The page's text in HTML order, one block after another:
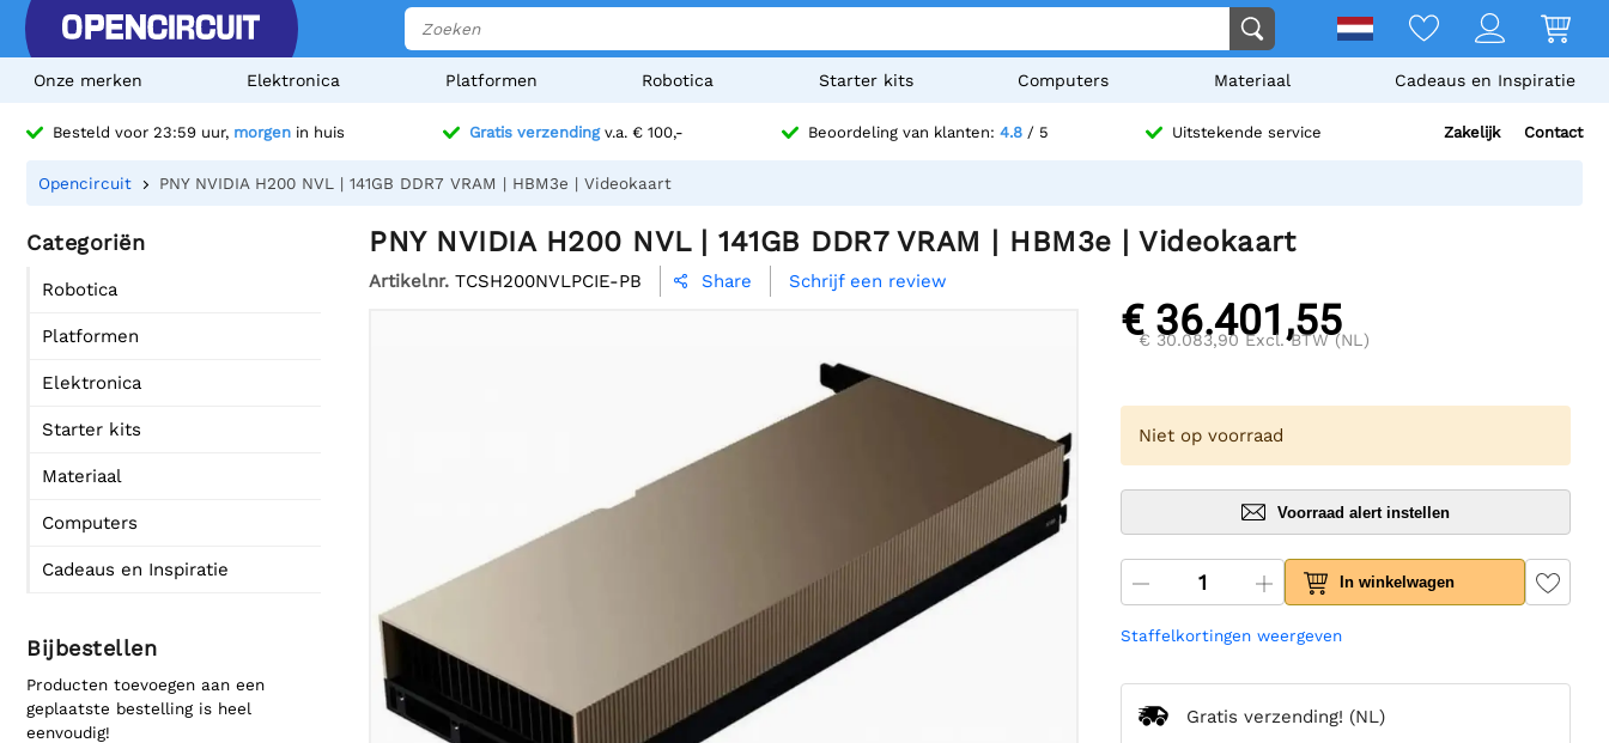
Onze merken Elektronica Platformen Robotica Starter kits Computers Materiaal Cadeaus en Inspiratie
Besteld voor 23:59 uur, morgen in huis Gratis verzendingv.a. € 100,- Beoordeling van klanten: 4.8/ 5 Uitstekende service Zakelijk Contact
Opencircuit PNY NVIDIA H200 NVL | 141GB DDR7 VRAM | HBM3e | Videokaart
Categoriën
Robotica
Platformen
Elektronica
Starter kits
Materiaal
Computers
Cadeaus en Inspiratie
Bijbestellen
Producten toevoegen aan een
geplaatste bestelling is heel
eenvoudig!
PNY NVIDIA H200 NVL | 141GB DDR7 VRAM | HBM3e | Videokaart
Artikelnr. TCSH200NVLPCIE-PB  Share Schrijf een review
€ 36.401,55
€ 30.083,90 Excl. BTW (NL)
Niet op voorraad
Voorraad alert instellen
In winkelwagen
Staffelkortingen weergeven
Gratis verzending! (NL)